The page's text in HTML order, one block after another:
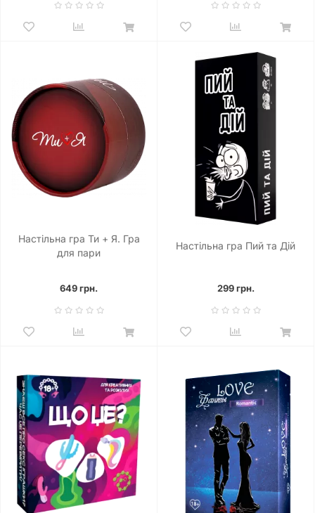
Настільна гра Ти + Я. Гра
для пари
649 грн.
Настільна гра Пий та Дій
299 грн.